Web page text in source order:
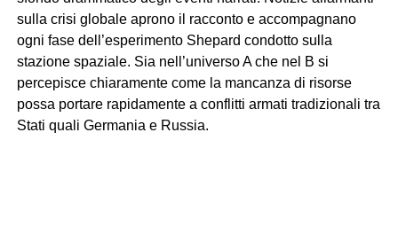
sulla crisi globale aprono il racconto e accompagnano
ogni fase dell’esperimento Shepard condotto sulla
stazione spaziale. Sia nell’universo A che nel B si
percepisce chiaramente come la mancanza di risorse
possa portare rapidamente a conflitti armati tradizionali tra
Stati quali Germania e Russia.